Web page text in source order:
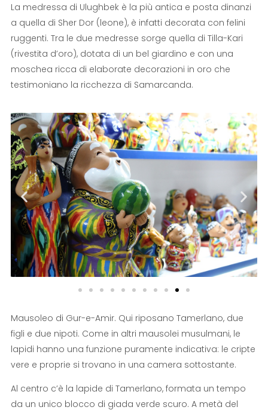
La medressa di Ulughbek è la più antica e posta dinanzi
a quella di Sher Dor (leone), è infatti decorata con felini
ruggenti. Tra le due medresse sorge quella di Tilla-Kari
(rivestita d’oro), dotata di un bel giardino e con una
moschea ricca di elaborate decorazioni in oro che
testimoniano la ricchezza di Samarcanda.
Mausoleo di Gur-e-Amir. Qui riposano Tamerlano, due
figli e due nipoti. Come in altri mausolei musulmani, le
lapidi hanno una funzione puramente indicativa: le cripte
vere e proprie si trovano in una camera sottostante.
Al centro c’è la lapide di Tamerlano, formata un tempo
da un unico blocco di giada verde scuro. A metà del